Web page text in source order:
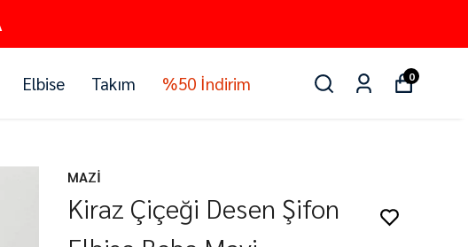
Elbise Takım %50 İndirim 0
MAZİ
Kiraz Çiçeği Desen Şifon